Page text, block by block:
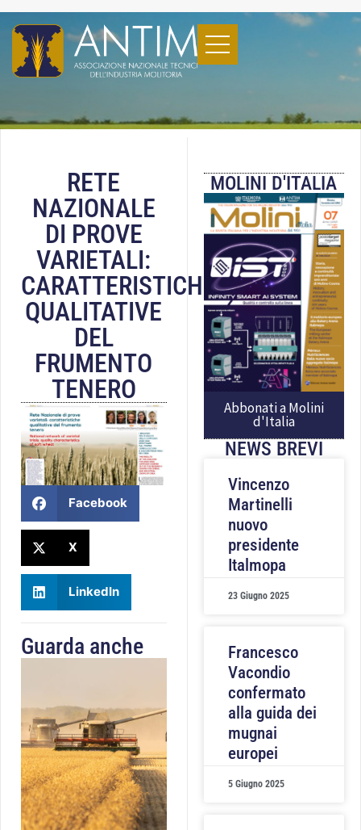
RETE
NAZIONALE
DI PROVE
VARIETALI:
CARATTERISTICHE
QUALITATIVE
DEL
FRUMENTO
TENERO
Facebook
X
LinkedIn
Guarda anche
MOLINI D'ITALIA
Abbonati a Molini
d'Italia
NEWS BREVI
Vincenzo
Martinelli
nuovo
presidente
Italmopa
23 Giugno 2025
Francesco
Vacondio
confermato
alla guida dei
mugnai
europei
5 Giugno 2025